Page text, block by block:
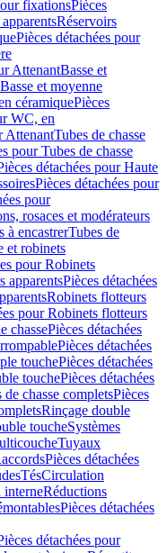
fixationsPièces
Réservoirs
Pièces détachées pour
AttenantBasse et
et moyenne
céramiquePièces
WC, en
AttenantTubes de chasse
pour Tubes de chasse
détachées pour Haute
Pièces détachées pour
pour
rosaces et modérateurs
à encastrerTubes de
et robinets
pour Robinets
apparentsPièces détachées
Robinets flotteurs
pour Robinets flotteurs
chassePièces détachées
Pièces détachées
touchePièces détachées
touchePièces détachées
de chasse completsPièces
Rinçage double
toucheSystèmes
Tuyaux
Pièces détachées
TésCirculation
interneRéductions
Pièces détachées
détachées pour